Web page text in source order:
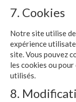
7. Cookies
Notre site utilise
expérience
site. Vous pouvez
les cookies ou
utilisés.
8.